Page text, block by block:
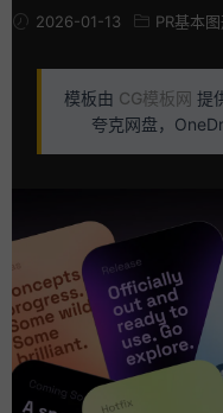
2026-01-13 PR基本
模板由 CG模板网 提
夸克网盘，